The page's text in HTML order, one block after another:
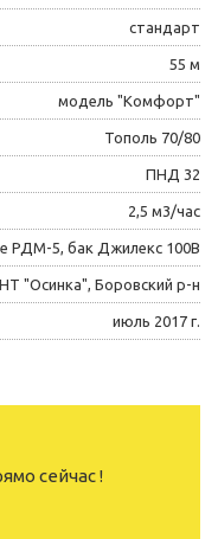
стандарт
55 м
модель "Комфорт"
Тополь 70/80
ПНД 32
2,5 м3/час
РДМ-5, бак Джилекс 100В
"Осинка", Боровский р-н
июль 2017 г.
сейчас !